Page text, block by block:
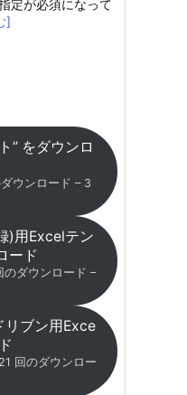
定が必須になって
]
” をダウンロ
ウンロード – 3
)用Excelテン
ード
ダウンロード –
リブン用Exce
回のダウンロー